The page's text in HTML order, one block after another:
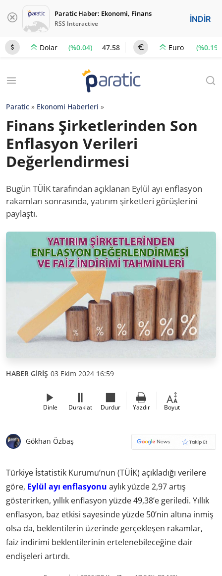
Paratic Haber: Ekonomi, Finans
RSS Interactive İNDİR
Dolar (%0.04) 47.58 Euro (%0.19)
Paratic » Ekonomi Haberleri »
Finans Şirketlerinden Son
Enflasyon Verileri
Değerlendirmesi
Bugün TÜİK tarafından açıklanan Eylül ayı enflasyon
rakamları sonrasında, yatırım şirketleri görüşlerini
paylaştı.
HABER GİRİŞ 03 Ekim 2024 16:59
Dinle Duraklat Durdur Yazdır Boyut
Gökhan Özbaş
Türkiye İstatistik Kurumu’nun (TÜİK) açıkladığı verilere
göre, Eylül ayı enflasyonu aylık yüzde 2,97 artış
gösterirken, yıllık enflasyon yüzde 49,38’e geriledi. Yıllık
enflasyon, baz etkisi sayesinde yüzde 50’nin altına inmiş
olsa da, beklentilerin üzerinde gerçekleşen rakamlar,
faiz indirimi beklentilerinin ertelenebileceğine dair
endişeleri artırdı.